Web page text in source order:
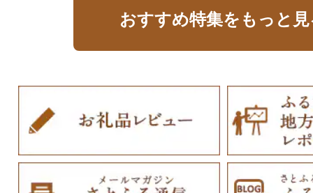
おすすめ特集をもっと